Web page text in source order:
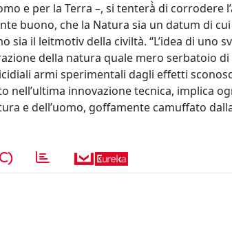
e per la Terra –, si tenterà̀ di corrodere
buono, che la Natura sia un datum di cui
sia il leitmotiv della civiltà. “L’idea di uno
della natura quale mero serbatoio
armi sperimentali dagli effetti
nell’ultima innovazione tecnica, implica
e dell’uomo, goffamente camuffato